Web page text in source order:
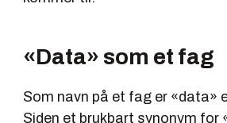
«Data» som et fag
Som navn på et fag er «data»
Siden et brukbart synonym for